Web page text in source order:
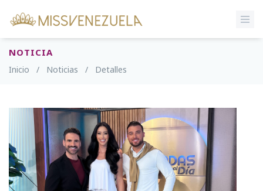
NOTICIA
Inicio / Noticias / Detalles